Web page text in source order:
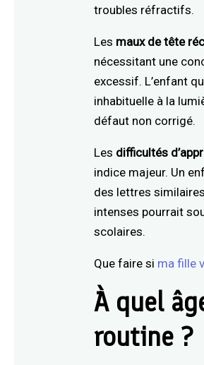
troubles réfractifs.
Les maux de tête
nécessitant une
excessif. L’enfant
inhabituelle à la
défaut non corrigé.
Les difficultés
indice majeur. Un
des lettres
intenses pourrait
scolaires.
Que faire si ma fille
À quel
routine ?